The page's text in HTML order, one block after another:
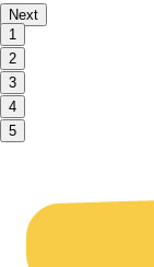
Next
1
2
3
4
5